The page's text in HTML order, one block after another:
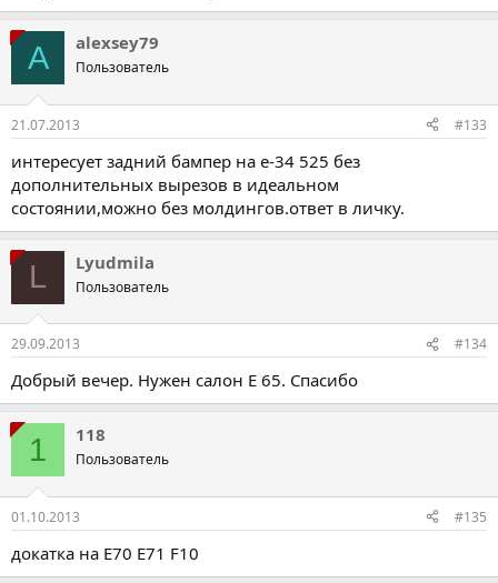
A alexsey79
Пользователь
21.07.2013 #133
интересует задний бампер на е-34 525 без
дополнительных вырезов в идеальном
состоянии,можно без молдингов.ответ в личку.
L Lyudmila
Пользователь
29.09.2013 #134
Добрый вечер. Нужен салон Е 65. Спасибо
1 118
Пользователь
01.10.2013 #135
докатка на E70 E71 F10